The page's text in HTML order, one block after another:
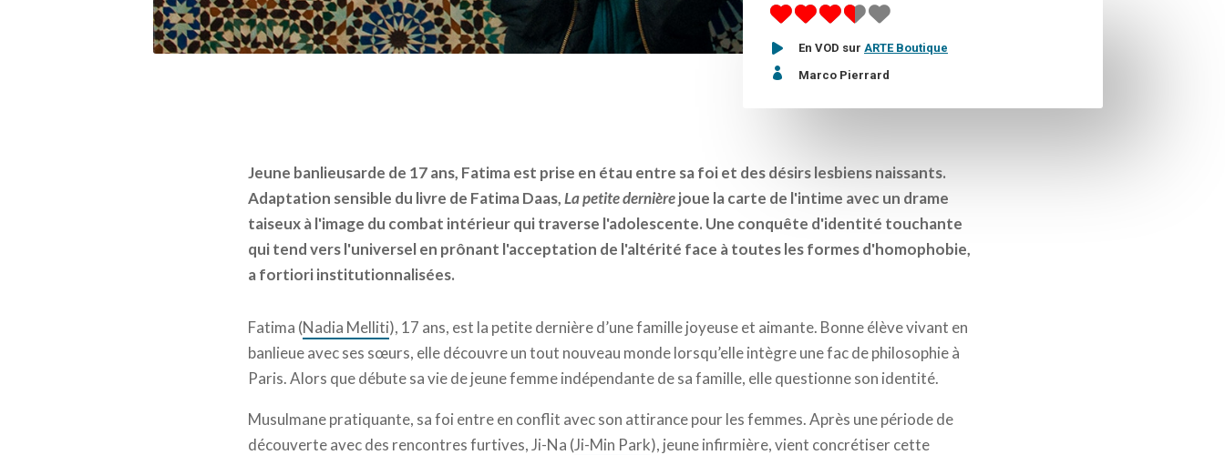
En VOD sur ARTE Boutique
 Marco Pierrard
Jeune banlieusarde de 17 ans, Fatima est prise en étau entre sa foi et des désirs lesbiens naissants.
Adaptation sensible du livre de Fatima Daas,La petite dernièrejoue la carte de l'intime avec un drame
taiseux à l'image du combat intérieur qui traverse l'adolescente. Une conquête d'identité touchante
qui tend vers l'universel en prônant l'acceptation de l'altérité face à toutes les formes d'homophobie,
a fortiori institutionnalisées.
Fatima (Nadia Melliti), 17 ans, est la petite dernière d’une famille joyeuse et aimante. Bonne élève vivant en
banlieue avec ses sœurs, elle découvre un tout nouveau monde lorsqu’elle intègre une fac de philosophie à
Paris. Alors que débute sa vie de jeune femme indépendante de sa famille, elle questionne son identité.
Musulmane pratiquante, sa foi entre en conflit avec son attirance pour les femmes. Après une période de
découverte avec des rencontres furtives, Ji-Na (Ji-Min Park), jeune infirmière, vient concrétiser cette